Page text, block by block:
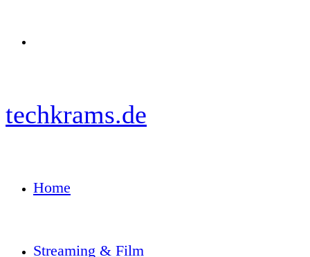
techkrams.de
Home
Streaming & Film